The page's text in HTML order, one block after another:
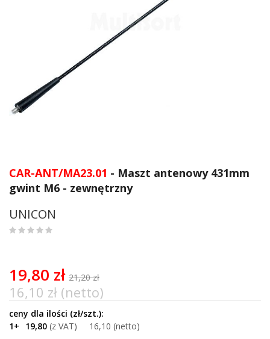
na
początek
galerii
CAR-ANT/MA23.01 - Maszt antenowy 431mm
gwint M6 - zewnętrzny
UNICON
19,80 zł 21,20 zł
16,10 zł (netto)
1+ 19,80 16,10